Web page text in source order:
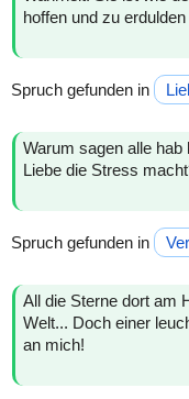
hoffen und zu
Spruch gefunden in
Warum sagen alle
Liebe die Stress
Spruch gefunden in
All die Sterne dort am
Welt... Doch einer
an mich!